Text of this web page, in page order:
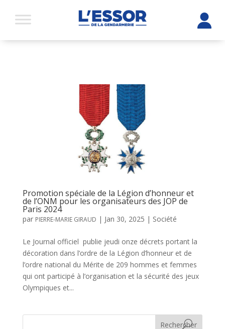
Promotion spéciale de la Légion d’honneur et
de l’ONM pour les organisateurs des JOP de
Paris 2024
par PIERRE-MARIE GIRAUD | Jan 30, 2025 | Société
Le Journal officiel publie jeudi onze décrets portant la
décoration dans l’ordre de la Légion d’honneur et de
l’ordre national du Mérite de 209 hommes et femmes
qui ont participé à l’organisation et la sécurité des jeux
Olympiques et...
Rechercher